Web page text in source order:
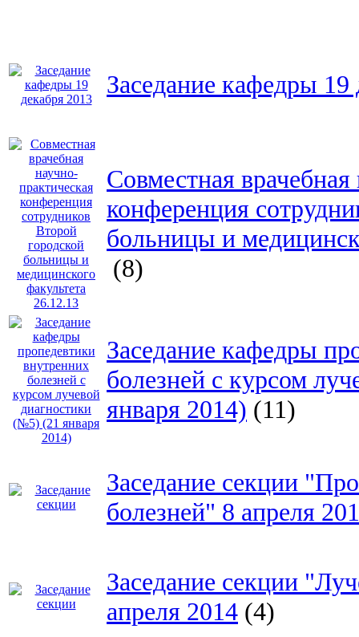
Заседание кафедры 19
Совместная
конференция
больницы и
(8)
Заседание кафедры
болезней с курсом
января 2014) (11)
Заседание секции
болезней" 8 апреля
Заседание секции
апреля 2014 (4)